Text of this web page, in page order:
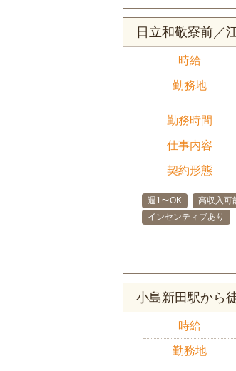
日立和敬寮前／
時給
勤務地
勤務時間
仕事内容
契約形態
週1〜OK 高収入可
インセンティブあり
小島新田駅から
時給
勤務地